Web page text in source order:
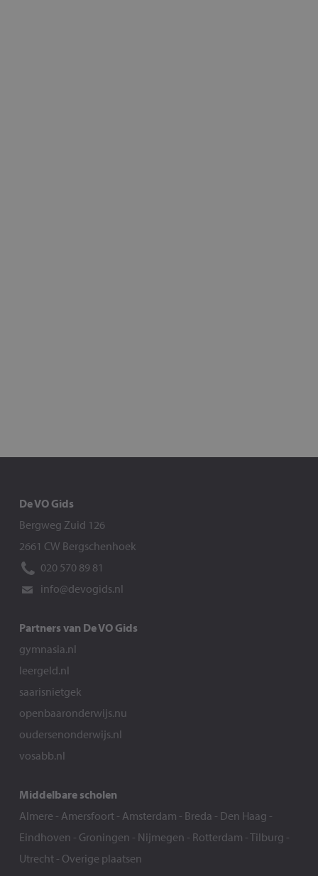
De VO Gids
Bergweg Zuid 126
2661 CW Bergschenhoek
020 570 89 81
info@devogids.nl
Partners van De VO Gids
gymnasia.nl
leergeld.nl
saarisnietgek
openbaaronderwijs.nu
oudersenonderwijs.nl
vosabb.nl
Middelbare scholen
Almere - Amersfoort- Amsterdam - Breda - Den Haag -
Eindhoven - Groningen - Nijmegen - Rotterdam -Tilburg -
Utrecht- Overige plaatsen